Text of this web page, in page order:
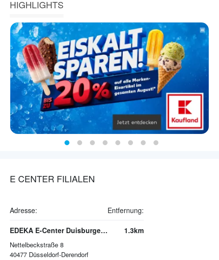
HIGHLIGHTS
E CENTER FILIALEN
Adresse: Entfernung:
EDEKA E-Center Duisburger Straße
Nettelbeckstraße 8
40477 Düsseldorf-Derendorf
1.3km